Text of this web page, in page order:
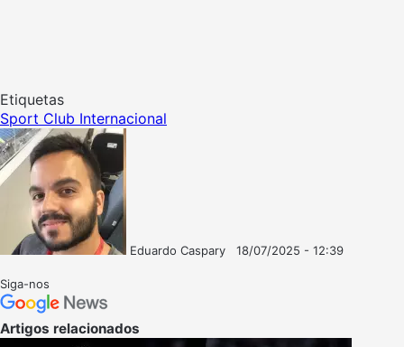
Etiquetas
Sport Club Internacional
Eduardo Caspary
18/07/2025 - 12:39
Siga-nos
Artigos relacionados